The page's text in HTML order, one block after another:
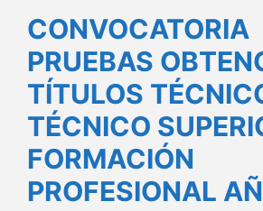
CONVOCATORIA
PRUEBAS
TÍTULOS
TÉCNICO
FORMACIÓN
PROFESIONAL